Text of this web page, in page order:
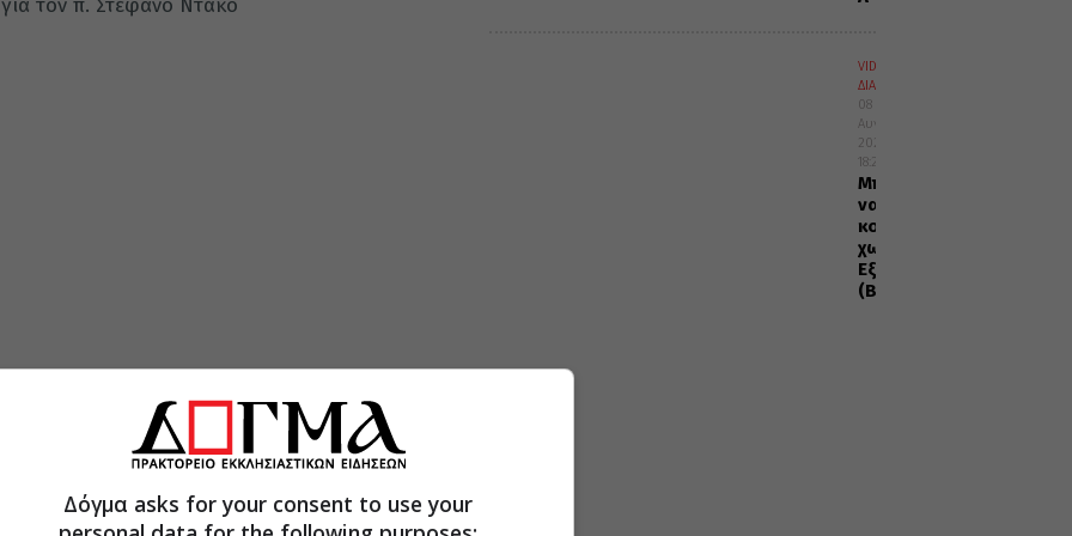
τον π. Στέφανο Ντάκο
VIDEOS
ΔΙΑΦΟΡΑ
08
Αυγούστου
2026
18:22
Μπορώ
να
κοινωνήσω
χωρίς
Εξομολόγηση;
(Βίντεο)
Δόγμα asks for your consent to use your